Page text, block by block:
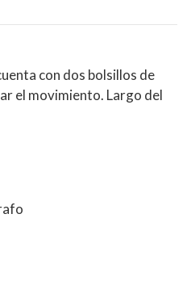
con dos bolsillos de
el movimiento. Largo del